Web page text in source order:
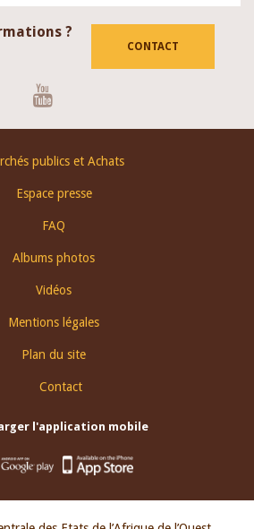
?
CONTACT
publics et Achats
Espace presse
FAQ
Albums photos
Vidéos
Mentions légales
Plan du site
Contact
l'application mobile